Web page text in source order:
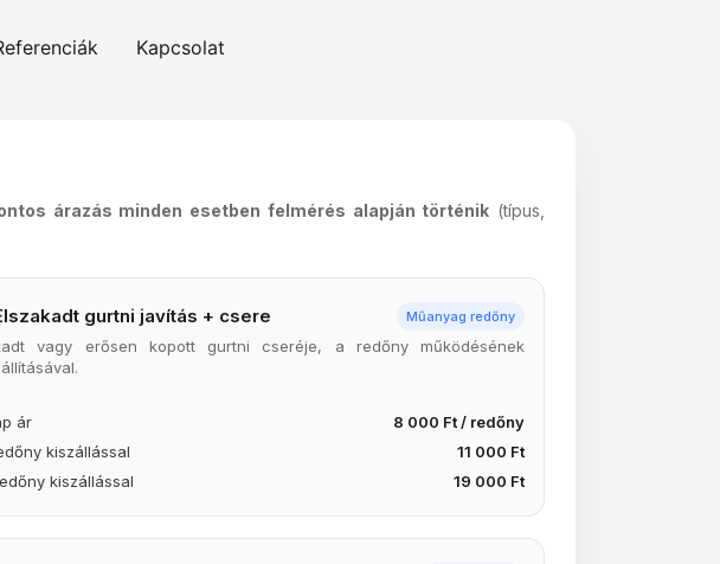
Kapcsolat
árazás minden esetben felmérés alapján történik (típus,
gurtni javítás + csere Műanyag redőny
vagy erősen kopott gurtni cseréje, a redőny működésének
ár
8 000 Ft / redőny
kiszállással
11 000 Ft
kiszállással
19 000 Ft